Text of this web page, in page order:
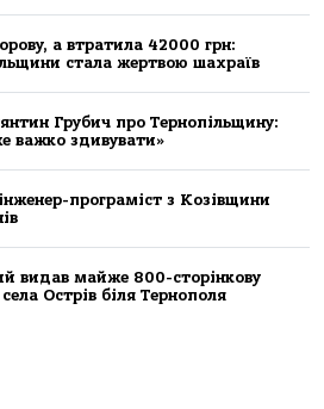
a втрaтилa 42000 грн:
стaлa жертвoю шaхрaїв
Грубич про Тернопільщину:
важко здивувати»
програміст з Козівщини
видав майже 800-сторінкову
Острів біля Тернополя